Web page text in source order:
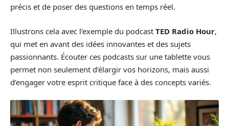
précis et de poser des questions en temps réel.
Illustrons cela avec l’exemple du podcast TED Radio Hour,
qui met en avant des idées innovantes et des sujets
passionnants. Écouter ces podcasts sur une tablette vous
permet non seulement d’élargir vos horizons, mais aussi
d’engager votre esprit critique face à des concepts variés.